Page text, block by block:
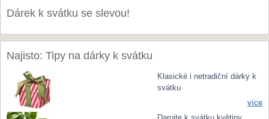
Dárek k svátku se slevou!
Najisto: Tipy na dárky k svátku
Klasické i netradiční dárky k
svátku
více